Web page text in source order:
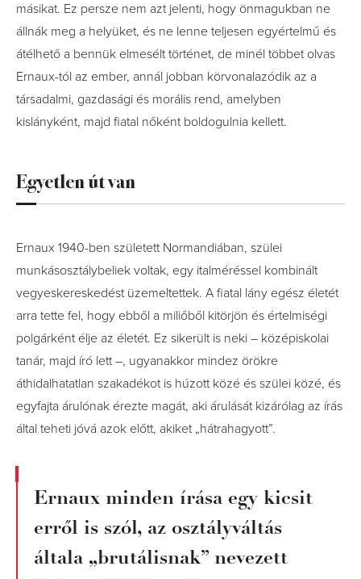
másikat. Ez persze nem azt jelenti, hogy önmagukban ne
állnák meg a helyüket, és ne lenne teljesen egyértelmű és
átélhető a bennük elmesélt történet, de minél többet olvas
Ernaux-tól az ember, annál jobban körvonalazódik az a
társadalmi, gazdasági és morális rend, amelyben
kislányként, majd fiatal nőként boldogulnia kellett.
Egyetlen út van
Ernaux 1940-ben született Normandiában, szülei
munkásosztálybeliek voltak, egy italméréssel kombinált
vegyeskereskedést üzemeltettek. A fiatal lány egész életét
arra tette fel, hogy ebből a miliőből kitörjön és értelmiségi
polgárként élje az életét. Ez sikerült is neki – középiskolai
tanár, majd író lett –, ugyanakkor mindez örökre
áthidalhatatlan szakadékot is húzott közé és szülei közé, és
egyfajta árulónak érezte magát, aki árulását kizárólag az írás
által teheti jóvá azok előtt, akiket „hátrahagyott”.
Ernaux minden írása egy kicsit
erről is szól, az osztályváltás
általa „brutálisnak” nevezett